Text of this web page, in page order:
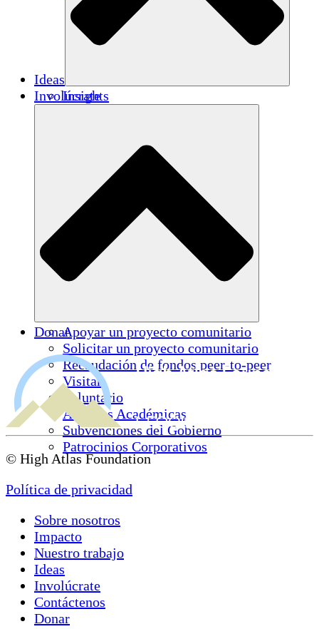
Ideas
Insights
Involúcrate
Apoyar un proyecto comunitario
Solicitar un proyecto comunitario
Recaudación de fondos peer-to-peer
Visitar
Voluntario
Alianzas Académicas
Subvenciones del Gobierno
Patrocinios Corporativos
Donar
© High Atlas Foundation
Política de privacidad
Sobre nosotros
Impacto
Nuestro trabajo
Ideas
Involúcrate
Contáctenos
Donar